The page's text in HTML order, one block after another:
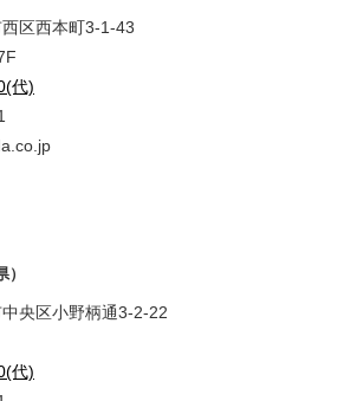
区西本町3-1-43
代)
）
央区小野柄通3-2-22
代)